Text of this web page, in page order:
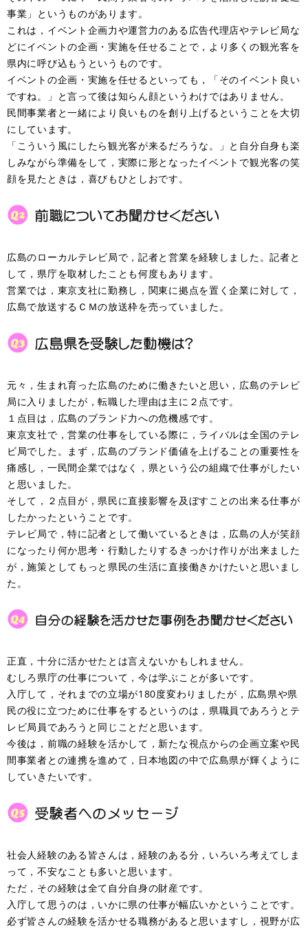
事業」というものがあります。
これは，イベント企画力や運営力のある広告代理店やテレビ局な
どにイベントの企画・実施を任せることで，より多くの観光客を
県内に呼び込もうというものです。
イベントの企画・実施を任せるといっても，「そのイベント良い
ですね。」と言って後は知らん顔というわけではありません。
民間事業者と一緒により良いものを創り上げるということを大切
にしています。
「こういう風にしたら観光客が来るだろうな。」と自分自身も楽
しみながら準備をして，実際に形となったイベントで観光客の笑
顔を見たときは，喜びもひとしおです。
広島のローカルテレビ局で，記者と営業を経験しました。記者と
して，県庁を取材したことも何度もあります。
営業では，東京支社に勤務し，関東に拠点を置く企業に対して，
広島で放送するＣＭの放送枠を売っていました。
元々，生まれ育った広島のために働きたいと思い，広島のテレビ
局に入りましたが，転職した理由は主に２点です。
１点目は，広島のブランド力への危機感です。
東京支社で，営業の仕事をしている際に，ライバルは全国のテレ
ビ局でした。まず，広島のブランド価値を上げることの重要性を
痛感し，一民間企業ではなく，県という公の組織で仕事がしたい
と思いました。
そして，２点目が，県民に直接影響を及ぼすことの出来る仕事が
したかったということです。
テレビ局で，特に記者として働いているときは，広島の人が笑顔
になったり何か思考・行動したりするきっかけ作りが出来ました
が，施策としてもっと県民の生活に直接働きかけたいと思いまし
た。
正直，十分に活かせたとは言えないかもしれません。
むしろ県庁の仕事について，今は学ぶことが多いです。
入庁して，それまでの立場が180度変わりましたが，広島県や県
民の役に立つために仕事をするというのは，県職員であろうとテ
レビ局員であろうと同じことだと思います。
今後は，前職の経験を活かして，新たな視点からの企画立案や民
間事業者との連携を進めて，日本地図の中で広島県が輝くように
していきたいです。
社会人経験のある皆さんは，経験のある分，いろいろ考えてしま
って，不安なことも多いと思います。
ただ，その経験は全て自分自身の財産です。
入庁して思うのは，いかに県の仕事が幅広いかということです。
必ず皆さんの経験を活かせる職務があると思いますし，視野が広